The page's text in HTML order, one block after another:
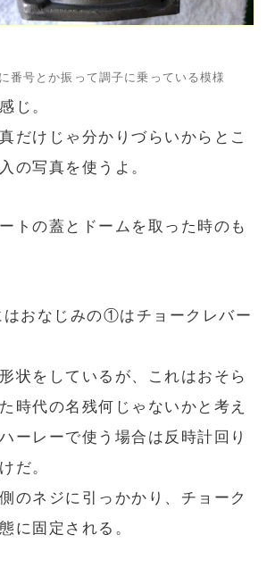
番号とか振って調子に乗っている模様
じ。
だけじゃ分かりづらいからとこ
の写真を使うよ。
トの蓋とドームを取った時のも
はおなじみの①はチョークレバー
状をしているが、これはおそら
時代の名残何じゃないかと考え
ーレーで使う場合は反時計回り
だ。
のネジに引っかかり、チョーク
に固定される。